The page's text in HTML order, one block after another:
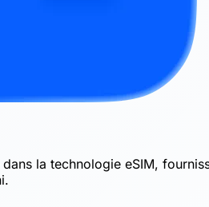
dans la technologie eSIM,